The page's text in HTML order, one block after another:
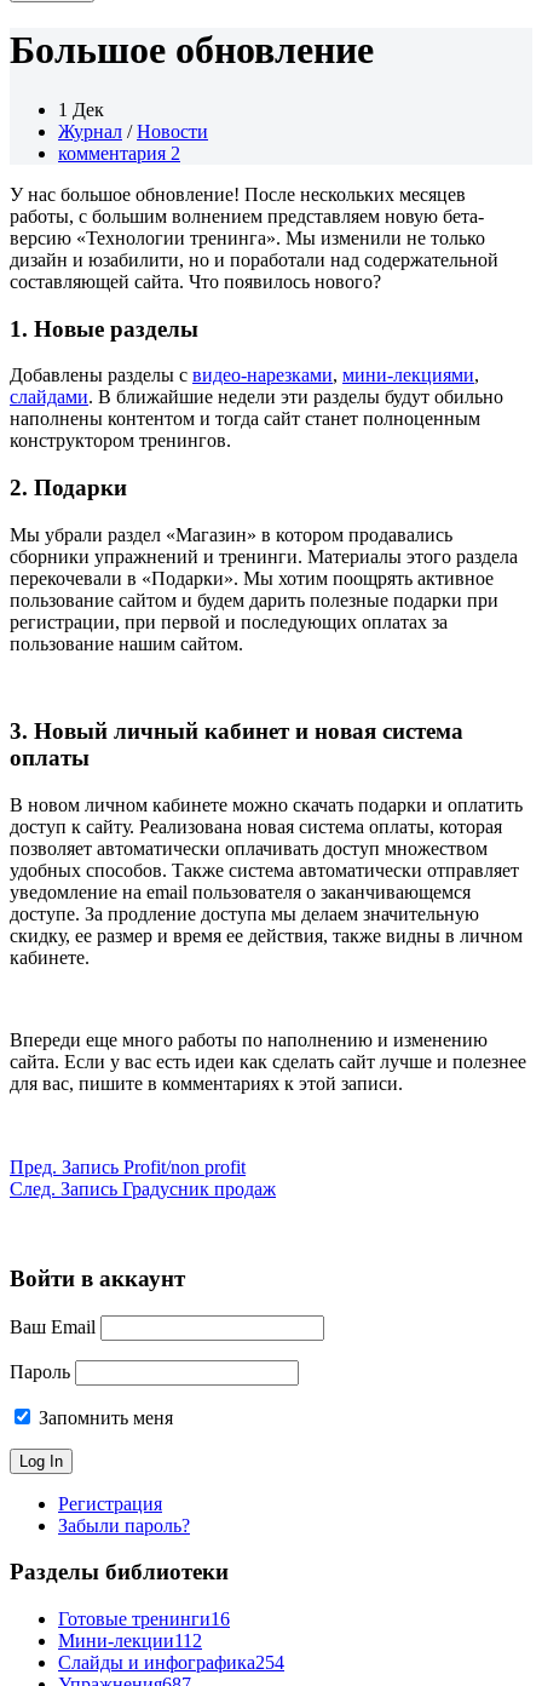
Большое обновление
1 Дек
Журнал /Новости
комментария 2
У нас большое обновление! После нескольких месяцев
работы, с большим волнением представляем новую бета-
версию «Технологии тренинга». Мы изменили не только
дизайн и юзабилити, но и поработали над содержательной
составляющей сайта. Что появилось нового?
1. Новые разделы
Добавлены разделы с видео-нарезками, мини-лекциями,
слайдами. В ближайшие недели эти разделы будут обильно
наполнены контентом и тогда сайт станет полноценным
конструктором тренингов.
2. Подарки
Мы убрали раздел «Магазин» в котором продавались
сборники упражнений и тренинги. Материалы этого раздела
перекочевали в «Подарки». Мы хотим поощрять активное
пользование сайтом и будем дарить полезные подарки при
регистрации, при первой и последующих оплатах за
пользование нашим сайтом.
3. Новый личный кабинет и новая система
оплаты
В новом личном кабинете можно скачать подарки и оплатить
доступ к сайту. Реализована новая система оплаты, которая
позволяет автоматически оплачивать доступ множеством
удобных способов. Также система автоматически отправляет
уведомление на email пользователя о заканчивающемся
доступе. За продление доступа мы делаем значительную
скидку, ее размер и время ее действия, также видны в личном
кабинете.
Впереди еще много работы по наполнению и изменению
сайта. Если у вас есть идеи как сделать сайт лучше и полезнее
для вас, пишите в комментариях к этой записи.
Пред. Запись Profit/non profit
След. Запись Градусник продаж
Войти в аккаунт
Ваш Email
Пароль
Запомнить меня
Регистрация
Забыли пароль?
Разделы библиотеки
Готовые тренинги16
Мини-лекции112
Слайды и инфографика254